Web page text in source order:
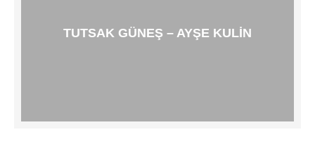
TUTSAK GÜNEŞ – AYŞE KULIN